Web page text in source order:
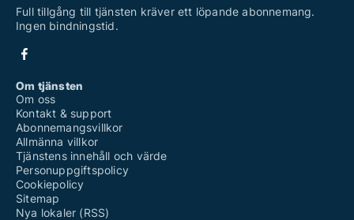
Full tillgång till tjänsten kräver ett löpande abonnemang.
Ingen bindningstid.
Om tjänsten
Om oss
Kontakt & support
Abonnemangsvillkor
Allmänna villkor
Tjänstens innehåll och värde
Personuppgiftspolicy
Cookiepolicy
Sitemap
Nya lokaler (RSS)